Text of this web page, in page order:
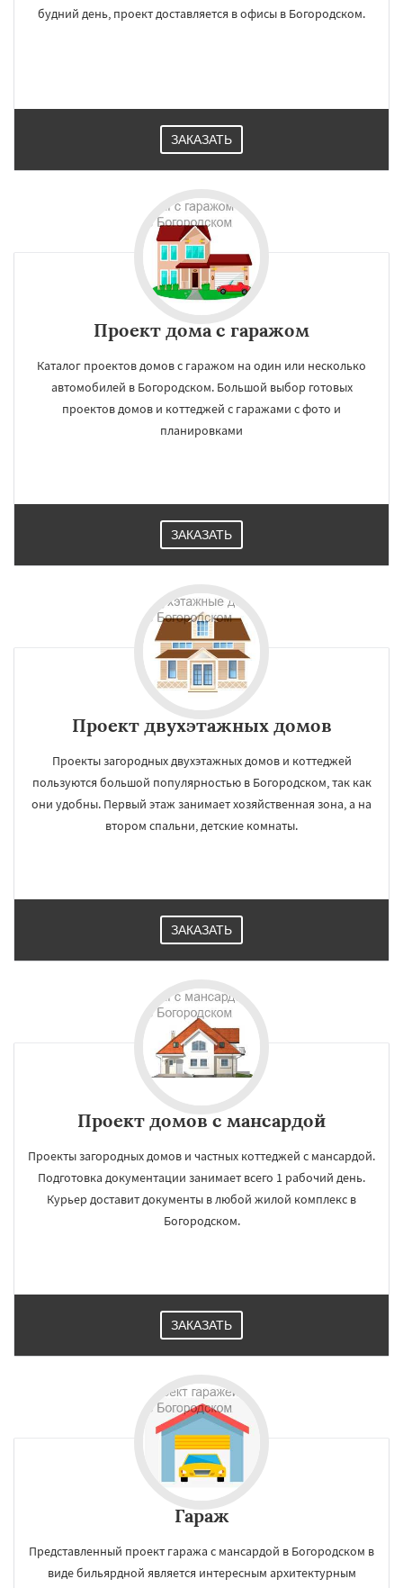
будний день, проект доставляется в офисы в Богородском.
ЗАКАЗАТЬ
Проект дома с гаражом
Каталог проектов домов с гаражом на один или несколько
автомобилей в Богородском. Большой выбор готовых
проектов домов и коттеджей с гаражами с фото и
планировками
ЗАКАЗАТЬ
Проект двухэтажных домов
Проекты загородных двухэтажных домов и коттеджей
пользуются большой популярностью в Богородском, так как
они удобны. Первый этаж занимает хозяйственная зона, а на
втором спальни, детские комнаты.
ЗАКАЗАТЬ
Проект домов с мансардой
Проекты загородных домов и частных коттеджей с мансардой.
Подготовка документации занимает всего 1 рабочий день.
Курьер доставит документы в любой жилой комплекс в
Богородском.
ЗАКАЗАТЬ
Гараж
Представленный проект гаража с мансардой в Богородском в
виде бильярдной является интересным архитектурным